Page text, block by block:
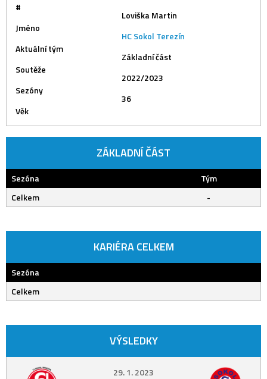
#
Jméno
Loviška Martin
Aktuální tým
HC Sokol Terezín
Soutěže
Základní část
Sezóny
2022/2023
Věk
36
ZÁKLADNÍ ČÁST
Sezóna
Tým
Celkem
-
KARIÉRA CELKEM
Sezóna
Celkem
VÝSLEDKY
29. 1. 2023